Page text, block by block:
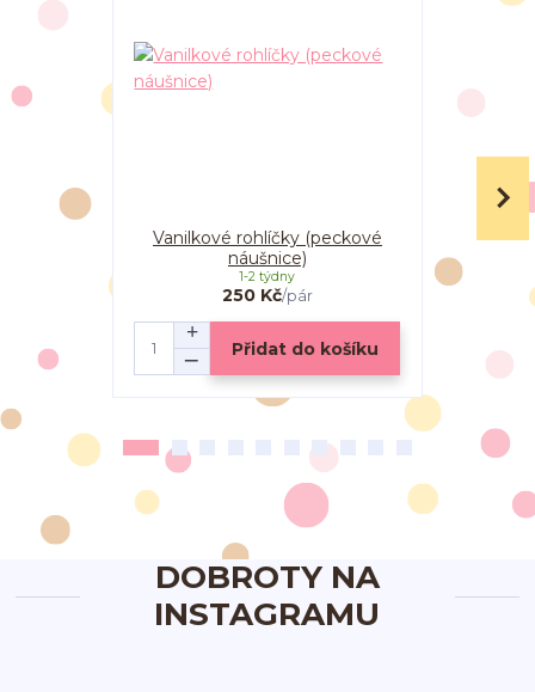
Vanilkové rohlíčky (peckové
náušnice)
250 Kč/pár
1-2 týdny
Přidat do košíku
DOBROTY NA
INSTAGRAMU